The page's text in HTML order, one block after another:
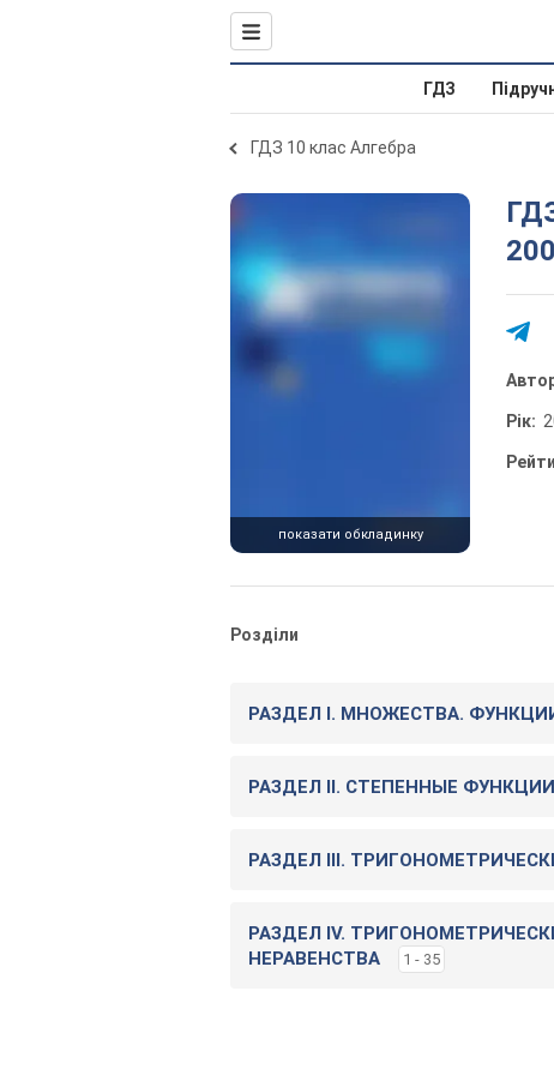
ГДЗ
ГДЗ 10 клас Алгебра
показати обкладинку
Рік:
Розділи
РАЗДЕЛ I. МНОЖЕСТВА.
РАЗДЕЛ II. СТЕПЕННЫЕ
РАЗДЕЛ III.
РАЗДЕЛ IV.
НЕРАВЕНСТВА
1 - 35